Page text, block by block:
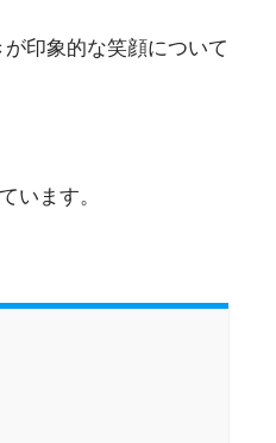
印象的な笑顔について
います。